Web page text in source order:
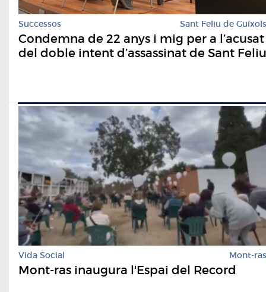
Successos Sant Feliu de Guíxols
Condemna de 22 anys i mig per a l’acusat
del doble intent d’assassinat de Sant Feliu
Vida Social Mont-ras
Mont-ras inaugura l'Espai del Record